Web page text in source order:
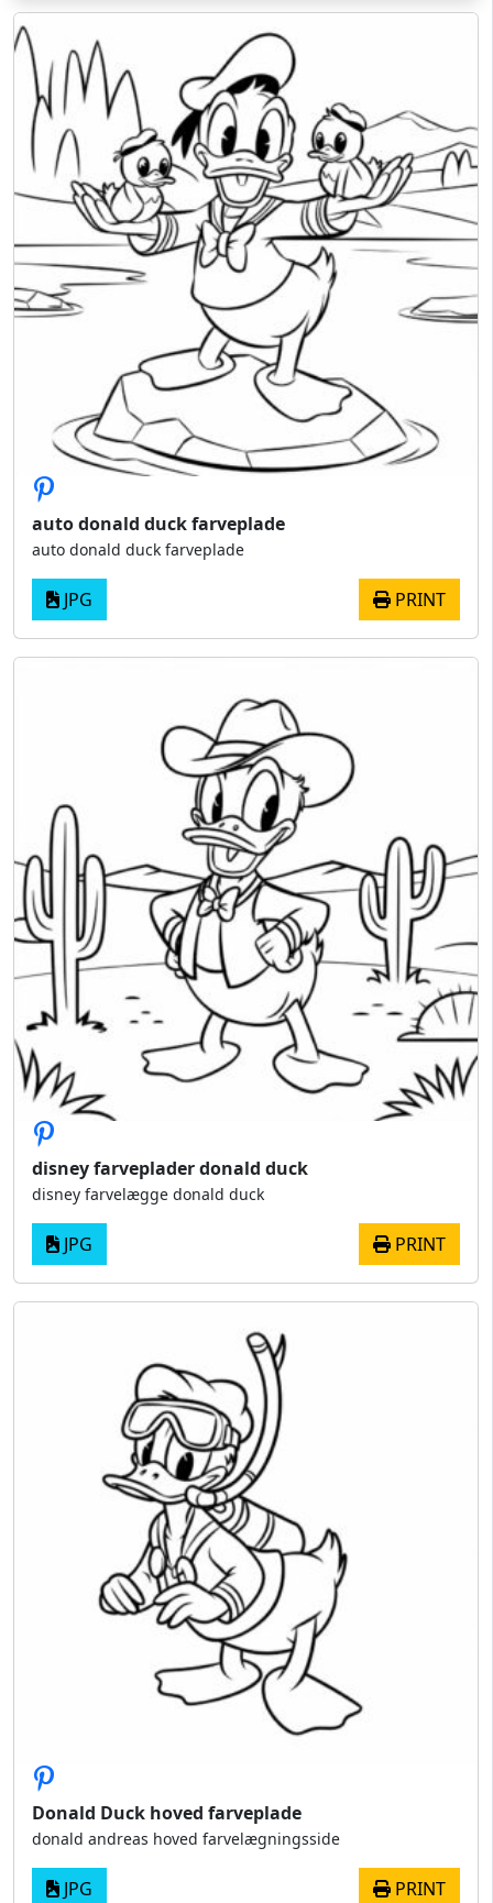
auto donald duck farveplade
auto donald duck farveplade
JPG PRINT
disney farveplader donald duck
disney farvelægge donald duck
JPG PRINT
Donald Duck hoved farveplade
donald andreas hoved farvelægningsside
JPG PRINT